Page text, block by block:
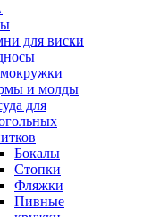
для виски
и молды
для
Бокалы
Стопки
Фляжки
Пивные